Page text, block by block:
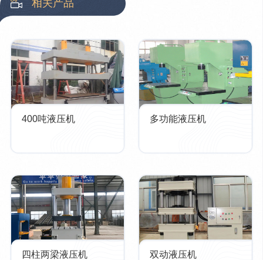
相关产品
400吨液压机 多功能液压机
四柱两梁液压机 双动液压机